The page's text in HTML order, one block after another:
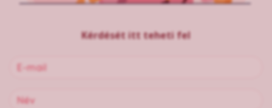
Kérdését itt teheti fel